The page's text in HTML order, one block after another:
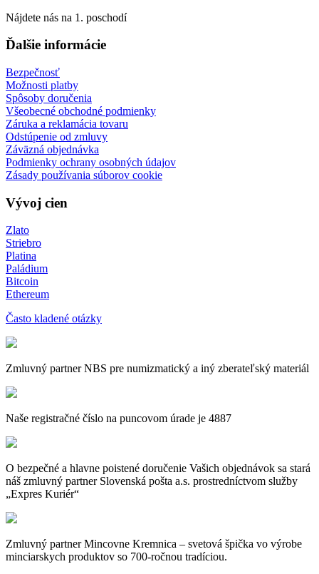
Nájdete nás na 1. poschodí
Ďalšie informácie
Bezpečnosť
Možnosti platby
Spôsoby doručenia
Všeobecné obchodné podmienky
Záruka a reklamácia tovaru
Odstúpenie od zmluvy
Záväzná objednávka
Podmienky ochrany osobných údajov
Zásady používania súborov cookie
Vývoj cien
Zlato
Striebro
Platina
Paládium
Bitcoin
Ethereum
Často kladené otázky
Zmluvný partner NBS pre numizmatický a iný zberateľský materiál
Naše registračné číslo na puncovom úrade je 4887
O bezpečné a hlavne poistené doručenie Vašich objednávok sa stará
náš zmluvný partner Slovenská pošta a.s. prostredníctvom služby
„Expres Kuriér“
Zmluvný partner Mincovne Kremnica – svetová špička vo výrobe
minciarskych produktov so 700-ročnou tradíciou.